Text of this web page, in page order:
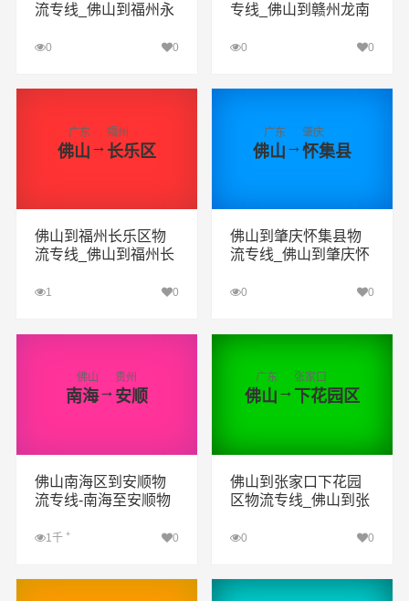
流专线_佛山到福州永
0 0
查看详细
专线_佛山到赣州龙南
0 0
查看详细
广东
佛山 →
福州
长乐区
佛山到福州长乐区物
流专线_佛山到福州长
1 0
查看详细
广东
佛山 →
肇庆
怀集县
佛山到肇庆怀集县物
流专线_佛山到肇庆怀
0 0
查看详细
佛山
南海→
贵州
安顺
佛山南海区到安顺物
流专线-南海至安顺物
1千 + 0
查看详细
广东
佛山 →
张家口
下花园区
佛山到张家口下花园
区物流专线_佛山到张
线公司
0 0
查看详细